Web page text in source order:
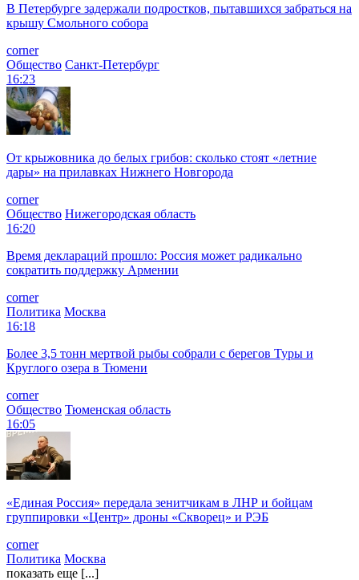
В Петербурге задержали подростков, пытавшихся забраться на
крышу Смольного собора
corner
Общество Санкт-Петербург
16:23
От крыжовника до белых грибов: сколько стоят «летние
дары» на прилавках Нижнего Новгорода
corner
Общество Нижегородская область
16:20
Время деклараций прошло: Россия может радикально
сократить поддержку Армении
corner
Политика Москва
16:18
Более 3,5 тонн мертвой рыбы собрали с берегов Туры и
Круглого озера в Тюмени
corner
Общество Тюменская область
16:05
«Единая Россия» передала зенитчикам в ЛНР и бойцам
группировки «Центр» дроны «Скворец» и РЭБ
corner
Политика Москва
показать еще [...]